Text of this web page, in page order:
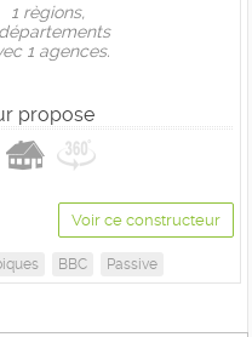
1 règions,
1 agences.
propose
Voir ce constructeur
BBC Passive